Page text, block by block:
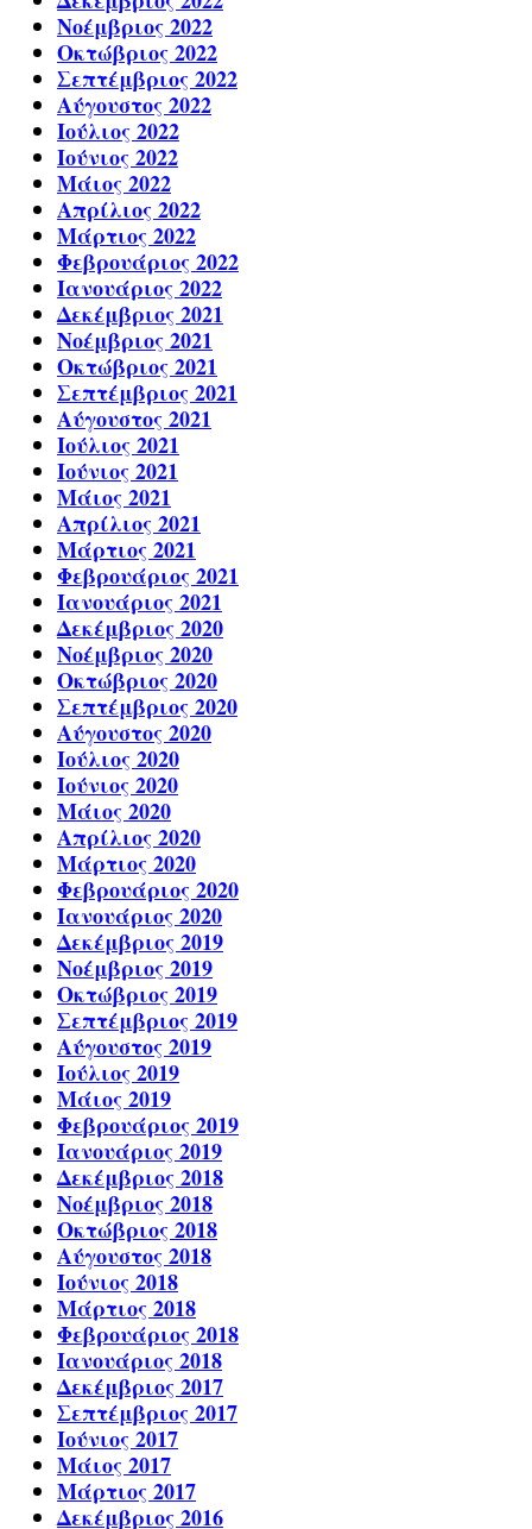
Νοέμβριος 2022
Οκτώβριος 2022
Σεπτέμβριος 2022
Αύγουστος 2022
Ιούλιος 2022
Ιούνιος 2022
Μάιος 2022
Απρίλιος 2022
Μάρτιος 2022
Φεβρουάριος 2022
Ιανουάριος 2022
Δεκέμβριος 2021
Νοέμβριος 2021
Οκτώβριος 2021
Σεπτέμβριος 2021
Αύγουστος 2021
Ιούλιος 2021
Ιούνιος 2021
Μάιος 2021
Απρίλιος 2021
Μάρτιος 2021
Φεβρουάριος 2021
Ιανουάριος 2021
Δεκέμβριος 2020
Νοέμβριος 2020
Οκτώβριος 2020
Σεπτέμβριος 2020
Αύγουστος 2020
Ιούλιος 2020
Ιούνιος 2020
Μάιος 2020
Απρίλιος 2020
Μάρτιος 2020
Φεβρουάριος 2020
Ιανουάριος 2020
Δεκέμβριος 2019
Νοέμβριος 2019
Οκτώβριος 2019
Σεπτέμβριος 2019
Αύγουστος 2019
Ιούλιος 2019
Μάιος 2019
Φεβρουάριος 2019
Ιανουάριος 2019
Δεκέμβριος 2018
Νοέμβριος 2018
Οκτώβριος 2018
Αύγουστος 2018
Ιούνιος 2018
Μάρτιος 2018
Φεβρουάριος 2018
Ιανουάριος 2018
Δεκέμβριος 2017
Σεπτέμβριος 2017
Ιούνιος 2017
Μάιος 2017
Μάρτιος 2017
Δεκέμβριος 2016